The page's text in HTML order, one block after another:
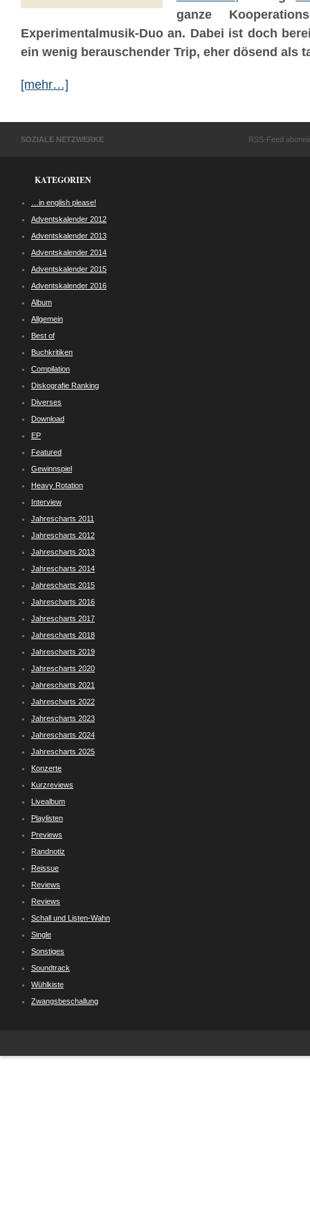
ganze
Experimentalmusik-Duo an. Dabei ist doch
ein wenig berauschender Trip, eher dösend als
[mehr…]
SOZIALE NETZWERKE RSS-Feed
KATEGORIEN
…in english please!
Adventskalender 2012
Adventskalender 2013
Adventskalender 2014
Adventskalender 2015
Adventskalender 2016
Album
Allgemein
Best of
Buchkritiken
Compilation
Diskografie Ranking
Diverses
Download
EP
Featured
Gewinnspiel
Heavy Rotation
Interview
Jahrescharts 2011
Jahrescharts 2012
Jahrescharts 2013
Jahrescharts 2014
Jahrescharts 2015
Jahrescharts 2016
Jahrescharts 2017
Jahrescharts 2018
Jahrescharts 2019
Jahrescharts 2020
Jahrescharts 2021
Jahrescharts 2022
Jahrescharts 2023
Jahrescharts 2024
Jahrescharts 2025
Konzerte
Kurzreviews
Livealbum
Playlisten
Previews
Randnotiz
Reissue
Reviews
Reviews
Schall und Listen-Wahn
Single
Sonstiges
Soundtrack
Wühlkiste
Zwangsbeschallung